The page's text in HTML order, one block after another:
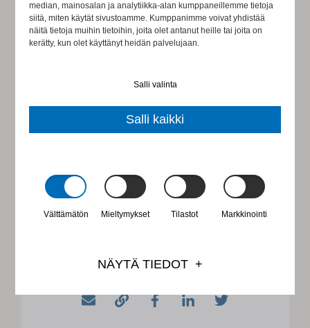
median, mainosalan ja analytiikka-alan kumppaneillemme tietoja
siitä, miten käytät sivustoamme. Kumppanimme voivat yhdistää
näitä tietoja muihin tietoihin, joita olet antanut heille tai joita on
kerätty, kun olet käyttänyt heidän palvelujaan.
Salli valinta
Salli kaikki
Välttämätön Mieltymykset Tilastot Markkinointi
NÄYTÄ TIEDOT
ERIKA HEISKANEN